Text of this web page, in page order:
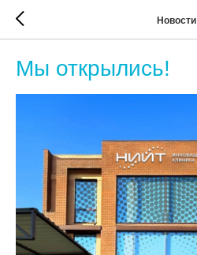
Новости
Мы открылись!